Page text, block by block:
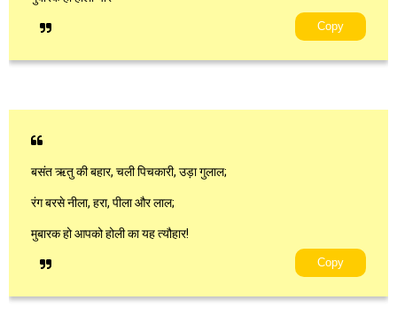
Copy
बसंत ऋतु की बहार, चली पिचकारी, उड़ा गुलाल;
रंग बरसे नीला, हरा, पीला और लाल;
मुबारक हो आपको होली का यह त्यौहार!
Copy